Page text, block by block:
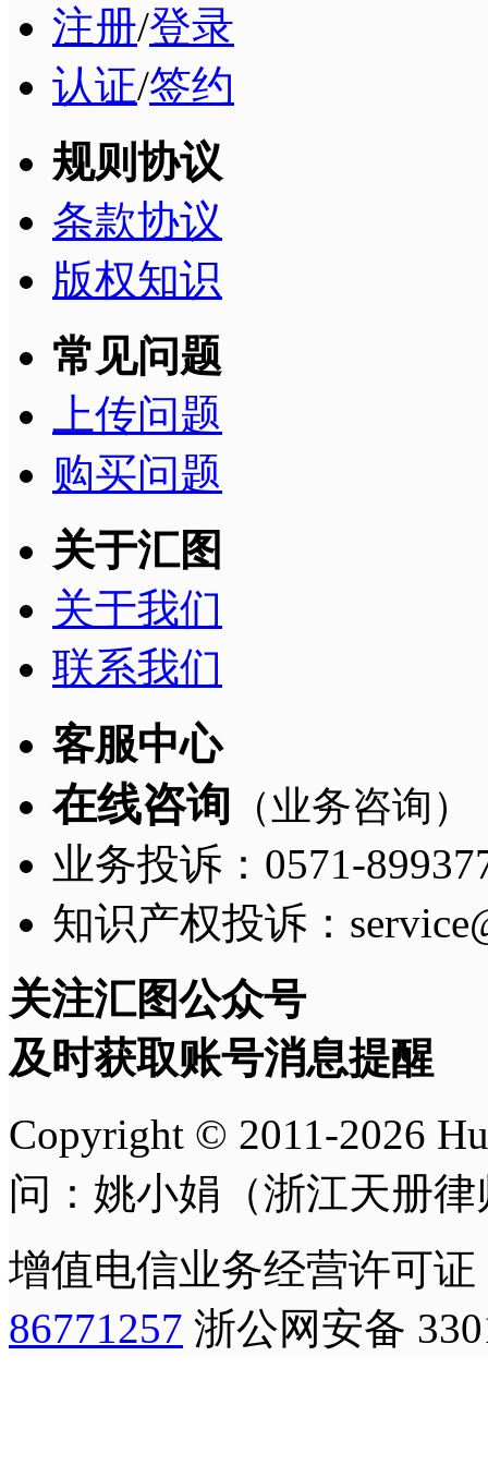
注册/登录
认证/签约
规则协议
条款协议
版权知识
常见问题
上传问题
购买问题
关于汇图
关于我们
联系我们
客服中心
在线咨询 （业务咨询）
业务投诉：0571-
知识产权投诉：
关注汇图公众号
及时获取账号消息提醒
Copyright © 2011-2026
问：姚小娟（浙江天册
增值电信业务经营许可
86771257 浙公网安备